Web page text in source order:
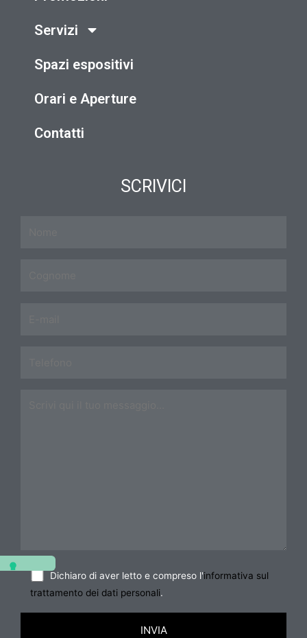
Servizi
Spazi espositivi
Orari e Aperture
Contatti
SCRIVICI
Dichiaro di aver letto e compreso l'informativa sul
trattamento dei dati personali.